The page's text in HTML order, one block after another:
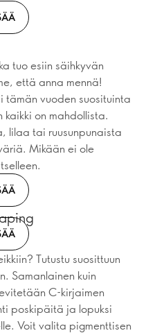
tuo esiin säihkyvän
että anna mennä!
vuoden suosituinta
kaikki on mahdollista.
lilaa tai ruusunpunaista
Mikään ei ole
Tutustu suosittuun
Samanlainen kuin
C-kirjaimen
poskipäitä ja lopuksi
Voit valita pigmenttisen